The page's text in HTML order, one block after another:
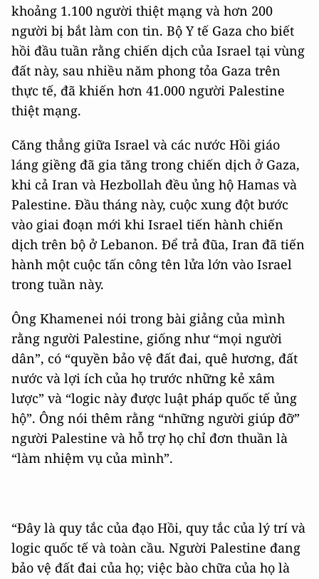
khoảng 1.100 người thiệt mạng và hơn 200
người bị bắt làm con tin. Bộ Y tế Gaza cho biết
hồi đầu tuần rằng chiến dịch của Israel tại vùng
đất này, sau nhiều năm phong tỏa Gaza trên
thực tế, đã khiến hơn 41.000 người Palestine
thiệt mạng.
Căng thẳng giữa Israel và các nước Hồi giáo
láng giềng đã gia tăng trong chiến dịch ở Gaza,
khi cả Iran và Hezbollah đều ủng hộ Hamas và
Palestine. Đầu tháng này, cuộc xung đột bước
vào giai đoạn mới khi Israel tiến hành chiến
dịch trên bộ ở Lebanon. Để trả đũa, Iran đã tiến
hành một cuộc tấn công tên lửa lớn vào Israel
trong tuần này.
Ông Khamenei nói trong bài giảng của mình
rằng người Palestine, giống như “mọi người
dân”, có “quyền bảo vệ đất đai, quê hương, đất
nước và lợi ích của họ trước những kẻ xâm
lược” và “logic này được luật pháp quốc tế ủng
hộ”. Ông nói thêm rằng “những người giúp đỡ”
người Palestine và hỗ trợ họ chỉ đơn thuần là
“làm nhiệm vụ của mình”.
“Đây là quy tắc của đạo Hồi, quy tắc của lý trí và
logic quốc tế và toàn cầu. Người Palestine đang
bảo vệ đất đai của họ; việc bào chữa của họ là